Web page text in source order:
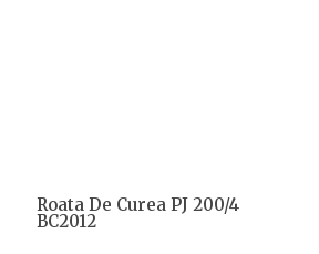
Roata De Curea PJ 200/4
BC2012